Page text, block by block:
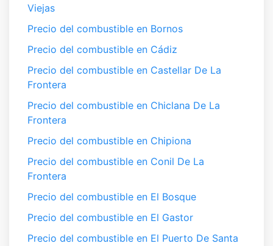
Viejas
Precio del combustible en Bornos
Precio del combustible en Cádiz
Precio del combustible en Castellar De La
Frontera
Precio del combustible en Chiclana De La
Frontera
Precio del combustible en Chipiona
Precio del combustible en Conil De La
Frontera
Precio del combustible en El Bosque
Precio del combustible en El Gastor
Precio del combustible en El Puerto De Santa